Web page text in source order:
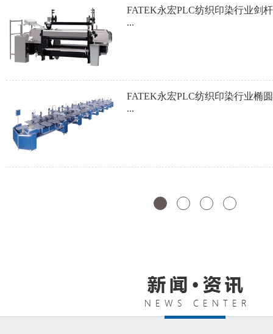
FATEK永宏PLC纺织印染行业工
...
FATEK永宏PLC纺织印染行业的
...